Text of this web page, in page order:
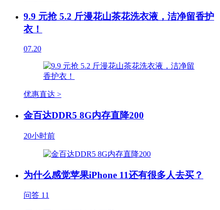
9.9 元抢 5.2 斤漫花山茶花洗衣液，洁净留香护
衣！
07.20
优惠直达 >
金百达DDR5 8G内存直降200
20小时前
为什么感觉苹果iPhone 11还有很多人去买？
问答 11